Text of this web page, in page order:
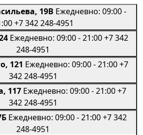
19В Ежедневно: 09:00 -
+7 342 248-4951
Ежедневно: 09:00 - 21:00+7 342
248-4951
121 Ежедневно: 09:00 - 21:00+7
342 248-4951
117Ежедневно: 09:00 - 21:00+7
342 248-4951
Ежедневно: 09:00 - 21:00+7 342
248-4951